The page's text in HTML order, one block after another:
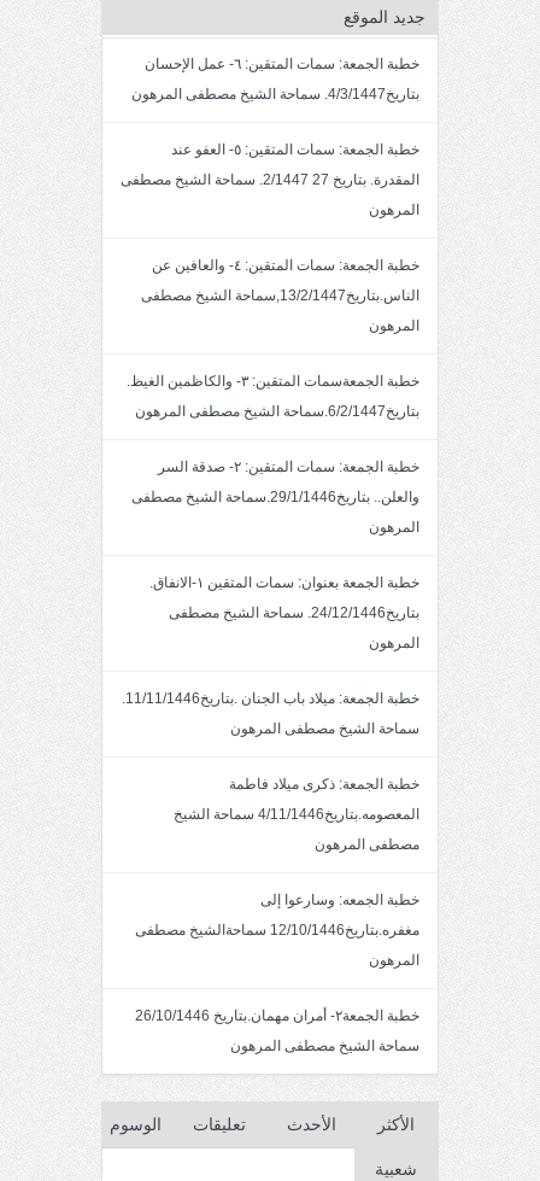
جديد الموقع
خطبة الجمعة: سمات المتقين: ٦- عمل الإحسان
بتاريخ4/3/1447. سماحة الشيخ مصطفى المرهون
خطبة الجمعة: سمات المتقين: ٥- العفو عند
المقدرة. بتاريخ 27 2/1447. سماحة الشيخ مصطفى
المرهون
خطبة الجمعة: سمات المتقين: ٤- والعافين عن
الناس.بتاريخ13/2/1447,سماحة الشيخ مصطفى
المرهون
خطبة الجمعةسمات المتقين: ٣- والكاظمين الغيظ.
بتاريخ6/2/1447.سماحة الشيخ مصطفى المرهون
خطبة الجمعة: سمات المتقين: ٢- صدقة السر
والعلن.. بتاريخ29/1/1446.سماحة الشيخ مصطفى
المرهون
خطبة الجمعة بعنوان: سمات المتقين ١-الانفاق.
بتاريخ24/12/1446. سماحة الشيخ مصطفى
المرهون
خطبة الجمعة: ميلاد باب الجنان .بتاريخ11/11/1446.
سماحة الشيخ مصطفى المرهون
خطبة الجمعة: ذكرى ميلاد فاطمة
المعصومه.بتاريخ4/11/1446 سماحة الشيخ
مصطفى المرهون
خطبة الجمعه: وسارعوا إلى
مغفره.بتاريخ12/10/1446 سماحةالشيخ مصطفى
المرهون
خطبة الجمعة٢- أمران مهمان.بتاريخ 26/10/1446
سماحة الشيخ مصطفى المرهون
الأكثر
شعبية
الأحدث تعليقات الوسوم